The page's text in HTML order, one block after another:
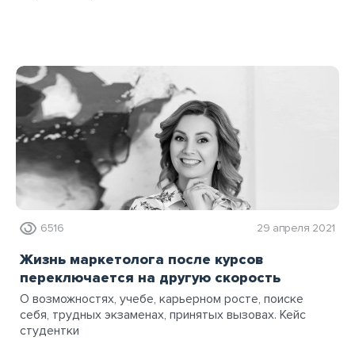
6516 29 апреля 2021
Жизнь маркетолога после курсов
переключается на другую скорость
О возможностях, учебе, карьерном росте, поиске
себя, трудных экзаменах, принятых вызовах. Кейс
студентки